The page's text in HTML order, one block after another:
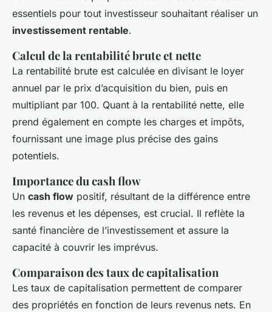
essentiels pour tout investisseur souhaitant réaliser un
investissement rentable.
Calcul de la rentabilité brute et nette
La rentabilité brute est calculée en divisant le loyer
annuel par le prix d’acquisition du bien, puis en
multipliant par 100. Quant à la rentabilité nette, elle
prend également en compte les charges et impôts,
fournissant une image plus précise des gains
potentiels.
Importance du cash flow
Un cash flow positif, résultant de la différence entre
les revenus et les dépenses, est crucial. Il reflète la
santé financière de l’investissement et assure la
capacité à couvrir les imprévus.
Comparaison des taux de capitalisation
Les taux de capitalisation permettent de comparer
des propriétés en fonction de leurs revenus nets. En